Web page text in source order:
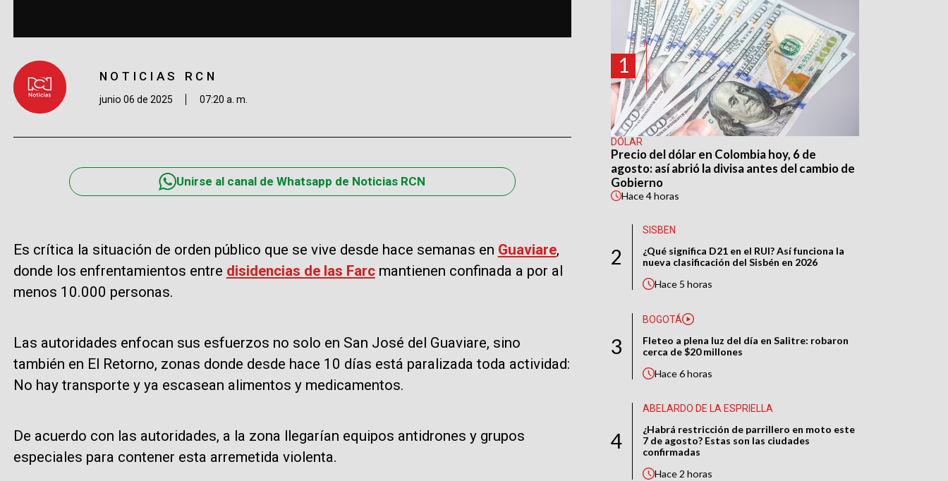
NOTICIAS RCN
junio 06 de 2025 07:20 a. m.
Unirse al canal de Whatsapp de Noticias RCN
Es crítica la situación de orden público que se vive desde hace semanas en Guaviare,
donde los enfrentamientos entre disidencias de las Farcmantienen confinada a por al
menos 10.000 personas.
Las autoridades enfocan sus esfuerzos no solo en San José del Guaviare, sino
también en El Retorno, zonas donde desde hace 10 días está paralizada toda actividad:
No hay transporte y ya escasean alimentos y medicamentos.
De acuerdo con las autoridades, a la zona llegarían equipos antidrones y grupos
especiales para contener esta arremetida violenta.
1
DÓLAR
Precio del dólar en Colombia hoy, 6 de
agosto: así abrió la divisa antes del cambio de
Gobierno
Hace4 horas
2
SISBEN
¿Qué significa D21 en el RUI? Así funciona la
nueva clasificación del Sisbén en 2026
Hace 5 horas
3
BOGOTÁ
Fleteo a plena luz del día en Salitre: robaron
cerca de $20 millones
Hace6 horas
4
ABELARDO DE LA ESPRIELLA
¿Habrá restricción de parrillero en moto este
7 de agosto? Estas son las ciudades
confirmadas
Hace2 horas